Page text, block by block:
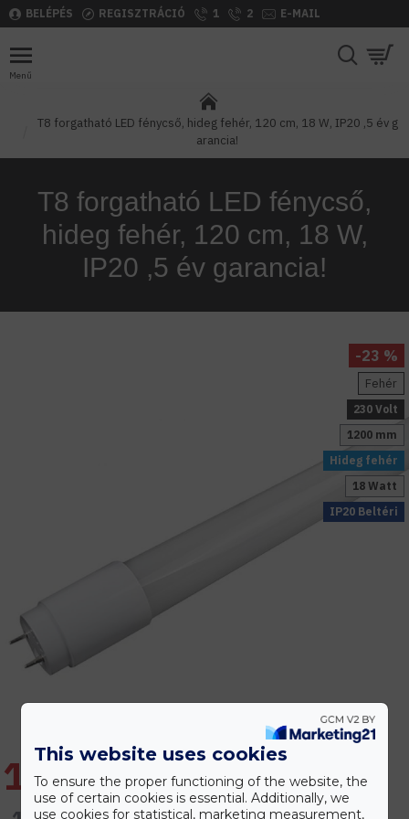
BELÉPÉS REGISZTRÁCIÓ 1 2 E-MAIL
T8 forgatható LED fénycső, hideg fehér, 120 cm, 18 W, IP20 ,5 év g
arancia!
T8 forgatható LED fénycső,
hideg fehér, 120 cm, 18 W,
IP20 ,5 év garancia!
Hideg fehér
IP20 Beltéri
18 Watt
Fehér
230 Volt
1200 mm
-23 %
1.506 Ft
This website uses cookies
To ensure the proper functioning of the website, the
use of certain cookies is essential. Additionally, we
use cookies for statistical, marketing measurement,